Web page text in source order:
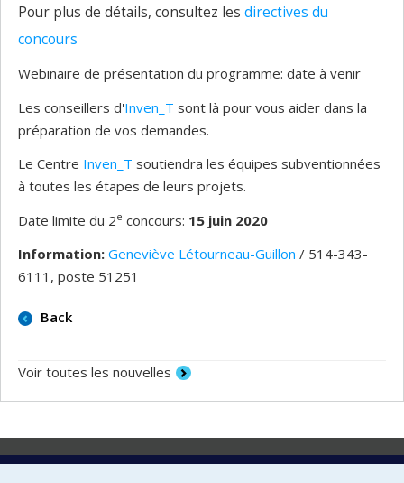
Pour plus de détails, consultez les directives du
concours
Webinaire de présentation du programme: date à venir
Les conseillers d'Inven_T sont là pour vous aider dans la
préparation de vos demandes.
Le Centre Inven_T soutiendra les équipes subventionnées
à toutes les étapes de leurs projets.
Date limite du 2e concours: 15 juin 2020
Information: Geneviève Létourneau-Guillon / 514-343-
6111, poste 51251
Back
Voir toutes les nouvelles
Laboratoire d'innovation